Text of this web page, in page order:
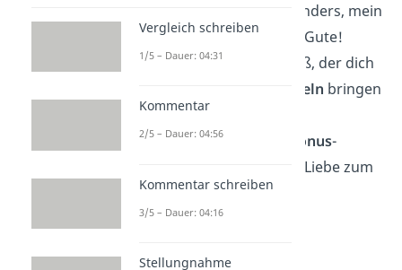
war woanders, mein
Herz bei dir — alles Gute!
Ein verspäteter Gruß, der dich
Lächeln bringen
soll.
Hier kommt dein
Bonus-
Glückwunsch: Alles Liebezum
Geburtstag!
Vergleich schreiben
1/5 – Dauer: 04:31
Kommentar
2/5 – Dauer: 04:56
Kommentar schreiben
3/5 – Dauer: 04:16
Stellungnahme